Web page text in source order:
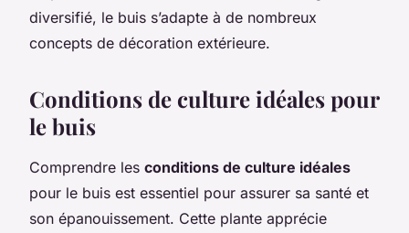
diversifié, le buis s’adapte à de nombreux
concepts de décoration extérieure.
Conditions de culture idéales pour
le buis
Comprendre les conditions de culture idéales
pour le buis est essentiel pour assurer sa santé et
son épanouissement. Cette plante apprécie